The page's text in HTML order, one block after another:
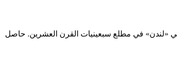
في «لندن» في مطلع سبعينيات القرن العشرين. حاصل